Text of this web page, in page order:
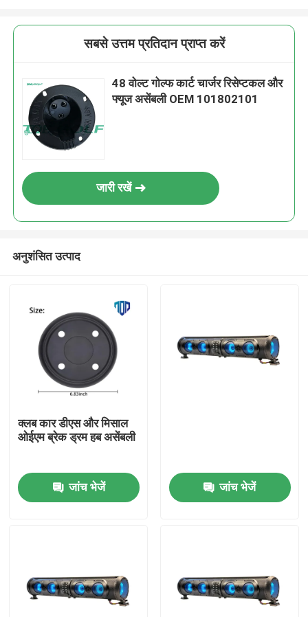
सबसे उत्तम प्रतिदान प्राप्त करें
48 वोल्ट गोल्फ कार्ट चार्जर रिसेप्टकल और
फ्यूज असेंबली OEM 101802101
जारी रखें
अनुशंसित उत्पाद
क्लब कार डीएस और मिसाल
ओईएम ब्रेक ड्रम हब असेंबली
जांच भेजें जांच भेजें